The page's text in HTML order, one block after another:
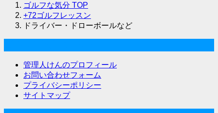
ゴルフな気分 TOP
+72ゴルフレッスン
ドライバー・ドローボールなど
管理人けんのプロフィール
お問い合わせフォーム
プライバシーポリシー
サイトマップ